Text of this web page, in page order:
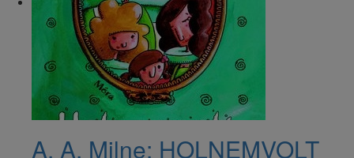
​A. A. Milne: HOLNEMVOLT